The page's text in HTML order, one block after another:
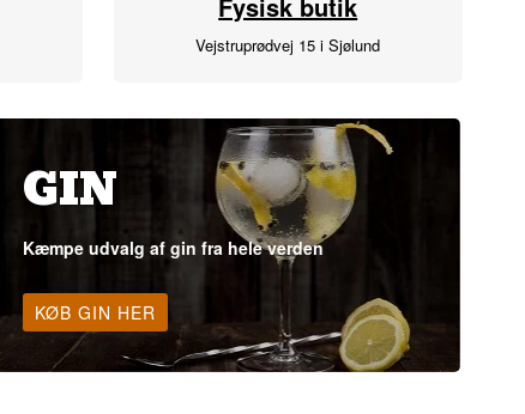
Vejstruprødvej 15 i Sjølund
GIN
Kæmpe udvalg af gin fra hele verden
KØB GIN HER